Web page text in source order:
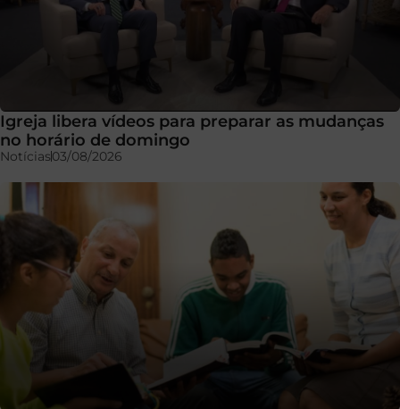
Igreja libera vídeos para preparar as mudanças
no horário de domingo
Notícias03/08/2026